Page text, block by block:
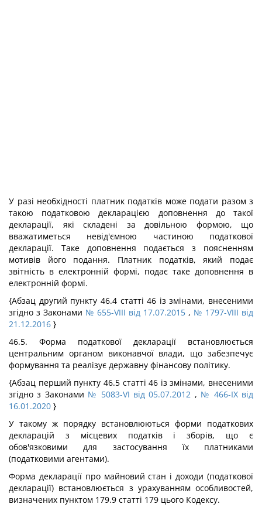
У разі необхідності платник податків може подати разом з
такою податковою декларацією доповнення до такої
декларації, які складені за довільною формою, що
вважатиметься невід'ємною частиною податкової
декларації. Таке доповнення подається з поясненням
мотивів його подання. Платник податків, який подає
звітність в електронній формі, подає таке доповнення в
електронній формі.
{Абзац другий пункту 46.4 статті 46 із змінами, внесеними
згідно з Законами № 655-VIII від 17.07.2015 , № 1797-VIII від
21.12.2016 }
46.5. Форма податкової декларації встановлюється
центральним органом виконавчої влади, що забезпечує
формування та реалізує державну фінансову політику.
{Абзац перший пункту 46.5 статті 46 із змінами, внесеними
згідно з Законами № 5083-VI від 05.07.2012 , № 466-IX від
16.01.2020 }
У такому ж порядку встановлюються форми податкових
декларацій з місцевих податків і зборів, що є
обов'язковими для застосування їх платниками
(податковими агентами).
Форма декларації про майновий стан і доходи (податкової
декларації) встановлюється з урахуванням особливостей,
визначених пунктом 179.9 статті 179 цього Кодексу.